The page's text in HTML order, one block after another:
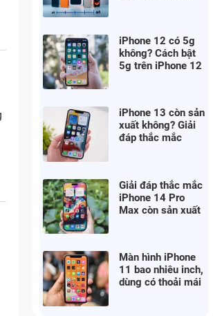
iPhone 12 có 5g
không? Cách bật
5g trên iPhone 12
iPhone 13 còn sản
xuất không? Giải
đáp thắc mắc
Giải đáp thắc mắc
iPhone 14 Pro
Max còn sản xuất
Màn hình iPhone
11 bao nhiêu inch,
dùng có thoải mái